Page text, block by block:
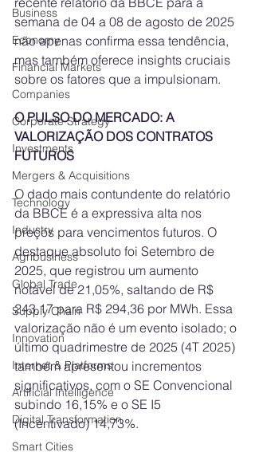
Business
Economy
Financial Markets
Companies
Corporate Strategy
Investments
Mergers & Acquisitions
Technology
Industry
Agribusiness
Global Trade
Supply Chain
Innovation
Internet & Platforms
Artificial Intelligence
Digital Transformation
Smart Cities
semana de 04 a 08 de agosto de 2025
não apenas confirma essa tendência,
mas também oferece insights cruciais
sobre os fatores que a impulsionam.
O PULSO DO MERCADO: A
VALORIZAÇÃO DOS CONTRATOS
FUTUROS
O dado mais contundente do relatório
da BBCE é a expressiva alta nos
preços para vencimentos futuros. O
destaque absoluto foi Setembro de
2025, que registrou um aumento
notável de 21,05%, saltando de R$
243,17 para R$ 294,36 por MWh. Essa
valorização não é um evento isolado; o
último quadrimestre de 2025 (4T 2025)
também apresentou incrementos
significativos, com o SE Convencional
subindo 16,15% e o SE I5
(Incentivado) 14,73%.